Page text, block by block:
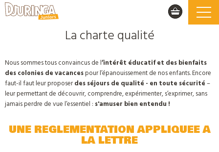
La charte qualité
Nous sommes tous convaincus de l’intérêt éducatif et des bienfaits
des colonies de vacancespour l’épanouissement de nos enfants. Encore
faut-il faut leur proposerdes séjours de qualité - en toute sécurité–
leur permettant de découvrir, comprendre, expérimenter, s’exprimer, sans
jamais perdre de vue l’essentiel : s'amuser bien entendu !
UNE REGLEMENTATION APPLIQUEE A
LA LETTRE